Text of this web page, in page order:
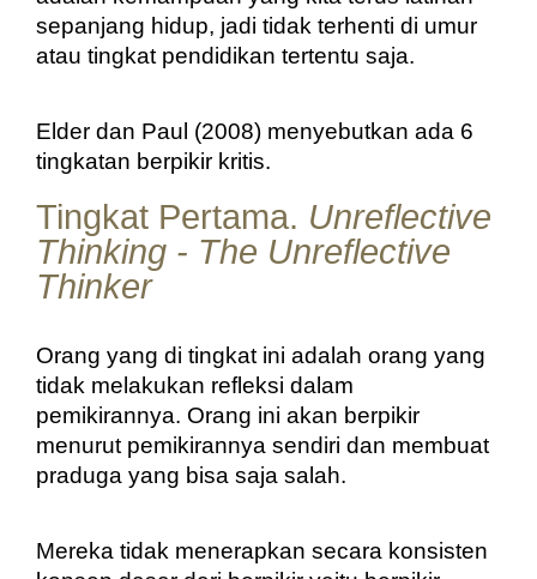
sepanjang hidup, jadi tidak terhenti di umur
atau tingkat pendidikan tertentu saja.
Elder dan Paul (2008) menyebutkan ada 6
tingkatan berpikir kritis.
Tingkat Pertama. Unreflective
Thinking - The Unreflective
Thinker
Orang yang di tingkat ini adalah orang yang
tidak melakukan refleksi dalam
pemikirannya. Orang ini akan berpikir
menurut pemikirannya sendiri dan membuat
praduga yang bisa saja salah.
Mereka tidak menerapkan secara konsisten